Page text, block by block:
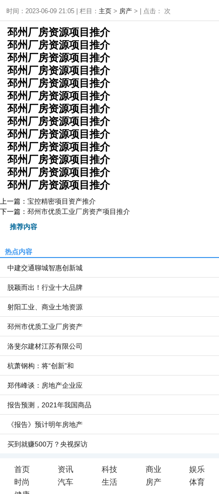
时间：2023-06-09 21:05 | 栏目： 主页 > 房产 > | 点击： 次
邳州厂房资源项目推介
邳州厂房资源项目推介
邳州厂房资源项目推介
邳州厂房资源项目推介
邳州厂房资源项目推介
邳州厂房资源项目推介
邳州厂房资源项目推介
邳州厂房资源项目推介
邳州厂房资源项目推介
邳州厂房资源项目推介
邳州厂房资源项目推介
邳州厂房资源项目推介
邳州厂房资源项目推介
上一篇： 宝控精密项目资产推介
下一篇： 邳州市优质工业厂房资产项目推介
推荐内容
热点内容
中建交通聊城智惠创新城
脱颖而出！行业十大品牌
射阳工业、商业土地资源
邳州市优质工业厂房资产
洛斐尔建材江苏有限公司
杭萧钢构：将“创新”和
郑伟峰谈：房地产企业应
报告预测，2021年我国商品
《报告》预计明年房地产
买到就赚500万？央视探访
首页 资讯 科技 商业
娱乐
时尚
汽车 生活 房产
体育